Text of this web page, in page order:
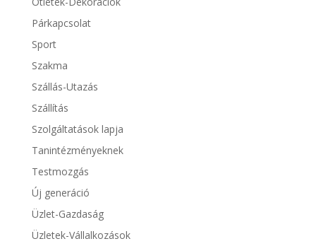
Párkapcsolat
Sport
Szakma
Szállás-Utazás
Szállítás
Szolgáltatások lapja
Tanintézményeknek
Testmozgás
Új generáció
Üzlet-Gazdaság
Üzletek-Vállalkozások